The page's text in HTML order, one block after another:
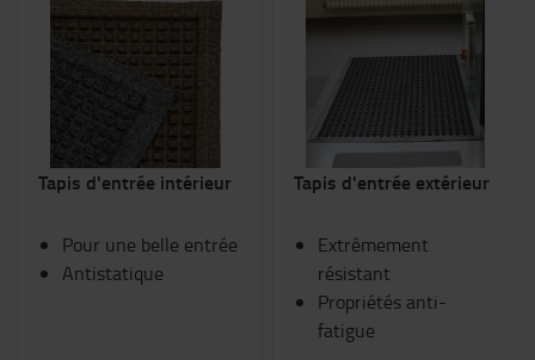
Tapis d'entrée intérieur
Pour une belle entrée
Antistatique
Tapis d'entrée extérieur
Extrêmement
résistant
Propriétés anti-
fatigue